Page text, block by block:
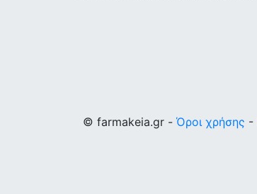
© farmakeia.gr - Όροι χρήσης -